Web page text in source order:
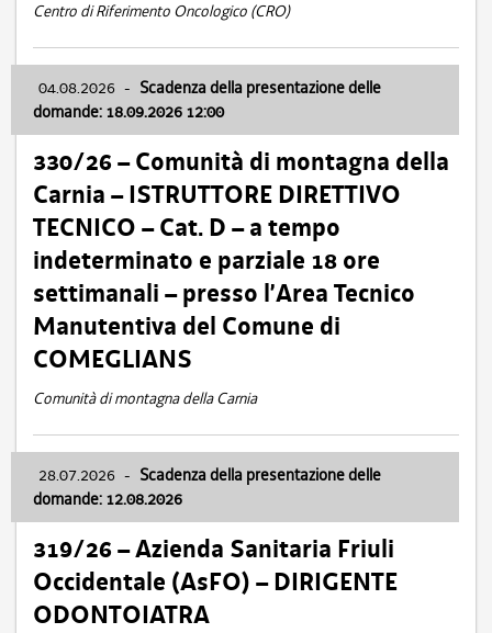
Centro di Riferimento Oncologico (CRO)
04.08.2026 - Scadenza della presentazione delle
domande: 18.09.2026 12:00
330/26 – Comunità di montagna della
Carnia – ISTRUTTORE DIRETTIVO
TECNICO – Cat. D – a tempo
indeterminato e parziale 18 ore
settimanali – presso l’Area Tecnico
Manutentiva del Comune di
COMEGLIANS
Comunità di montagna della Carnia
28.07.2026 - Scadenza della presentazione delle
domande: 12.08.2026
319/26 – Azienda Sanitaria Friuli
Occidentale (AsFO) – DIRIGENTE
ODONTOIATRA